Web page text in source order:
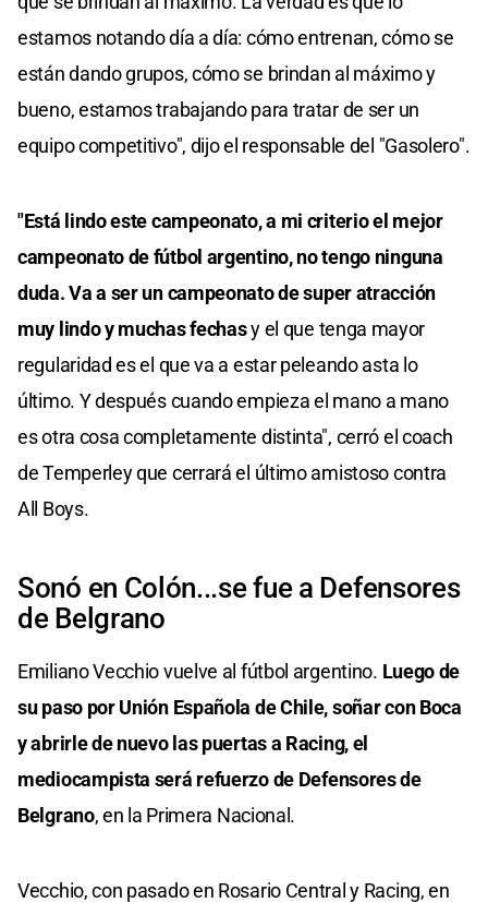
estamos notando día a día: cómo entrenan, cómo se
están dando grupos, cómo se brindan al máximo y
bueno, estamos trabajando para tratar de ser un
equipo competitivo", dijo el responsable del "Gasolero".
"Está lindo este campeonato, a mi criterio el mejor
campeonato de fútbol argentino, no tengo ninguna
duda. Va a ser un campeonato de super atracción
muy lindo y muchas fechasy el que tenga mayor
regularidad es el que va a estar peleando asta lo
último. Y después cuando empieza el mano a mano
es otra cosa completamente distinta", cerró el coach
de Temperley que cerrará el último amistoso contra
All Boys.
Sonó en Colón...se fue a Defensores
de Belgrano
Emiliano Vecchio vuelve al fútbol argentino. Luego de
su paso por Unión Española de Chile, soñar con Boca
y abrirle de nuevo las puertas a Racing, el
mediocampista será refuerzo de Defensores de
Belgrano, en la Primera Nacional.
Vecchio, con pasado en Rosario Central y Racing, en